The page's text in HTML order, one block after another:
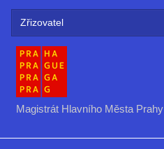
Zřizovatel
Magistrát Hlavního Města Prahy